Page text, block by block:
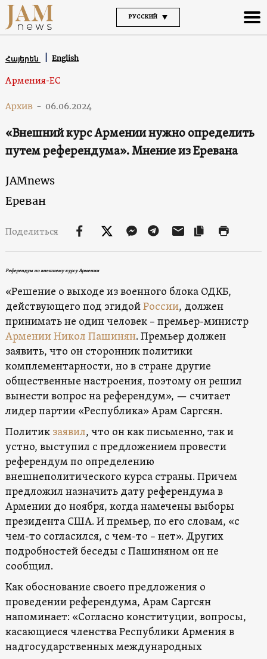
РУССКИЙ
Հայերեն English
Армения-ЕС
Архив - 06.06.2024
«Внешний курс Армении нужно определить
путем референдума». Мнение из Еревана
JAMnews
Ереван
Поделиться
Референдум по внешнему курсу Армении
«Решение о выходе из военного блока ОДКБ,
действующего под эгидойРоссии, должен
принимать не один человек – премьер-министр
АрменииНикол Пашинян. Премьер должен
заявить, что он сторонник политики
комплементарности, но в стране другие
общественные настроения, поэтому он решил
вынести вопрос на референдум», — считает
лидер партии «Республика» Арам Саргсян.
Политик заявил, что он как письменно, так и
устно, выступил с предложением провести
референдум по определению
внешнеполитического курса страны. Причем
предложил назначить дату референдума в
Армении до ноября, когда намечены выборы
президента США. И премьер, по его словам, «с
чем-то согласился, с чем-то – нет». Других
подробностей беседы с Пашиняном он не
сообщил.
Как обоснование своего предложения о
проведении референдума, Арам Саргсян
напоминает: «Согласно конституции, вопросы,
касающиеся членства Республики Армения в
надгосударственных международных